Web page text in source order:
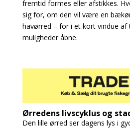
fremtid formes eller afstikkes.
sig for, om den vil være en
havørred – for i et kort vindue af
mulighederåbne.
Ørredens livscyklus og
Den lille ørred ser dagens lys i